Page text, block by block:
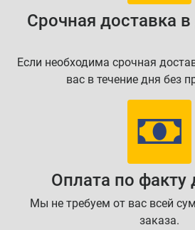
Срочная доставка в
Если необходима срочная
вас в течение дня без
Оплата по факту
Мы не требуем от вас всей
заказа.